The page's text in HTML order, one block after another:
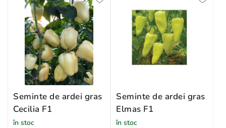
Seminte de ardei gras
Cecilia F1
în stoc
Seminte de ardei gras
Elmas F1
în stoc